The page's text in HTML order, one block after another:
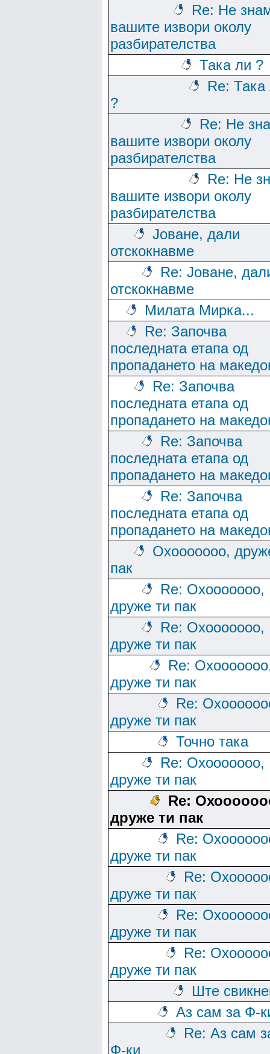
Re: Не
вашите извори околу
разбирателства
Така ли ?
Re: Така
?
Re: Не
вашите извори околу
разбирателства
Re: Не
вашите извори околу
разбирателства
Јоване, дали
отскокнавме
Re: Јоване,
отскокнавме
Милата Мирка...
Re: Започва
последната етапа од
пропадането на
Re: Започва
последната етапа од
пропадането на
Re: Започва
последната етапа од
пропадането на
Re: Започва
последната етапа од
пропадането на
Охооооооо,
пак
Re: Охооооооо,
друже ти пак
Re: Охооооооо,
друже ти пак
Re:
друже ти пак
Re:
друже ти пак
Точно така
Re: Охооооооо,
друже ти пак
Re:
друже ти пак
Re:
друже ти пак
Re:
друже ти пак
Re:
друже ти пак
Re:
друже ти пак
Ште
Аз сам за Ф-
Re: Аз сам
Ф-ки